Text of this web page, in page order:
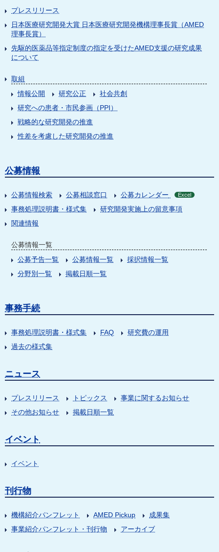
プレスリリース
日本医療研究開発大賞 日本医療研究開発機構理事長賞（AMED
理事長賞）
先駆的医薬品等指定制度の指定を受けたAMED支援の研究成果
について
取組
情報公開
研究公正
社会共創
研究への患者・市民参画（PPI）
戦略的な研究開発の推進
性差を考慮した研究開発の推進
公募情報
公募情報検索 公募相談窓口 公募カレンダー Excel
事務処理説明書・様式集
研究開発実施上の留意事項
関連情報
公募情報一覧
公募予告一覧
公募情報一覧
採択情報一覧
分野別一覧
掲載日順一覧
事務手続
事務処理説明書・様式集 FAQ
研究費の運用
過去の様式集
ニュース
プレスリリース トピックス
事業に関するお知らせ
その他お知らせ
掲載日順一覧
イベント
イベント
刊行物
機構紹介パンフレット AMED Pickup
成果集
事業紹介パンフレット・刊行物
アーカイブ